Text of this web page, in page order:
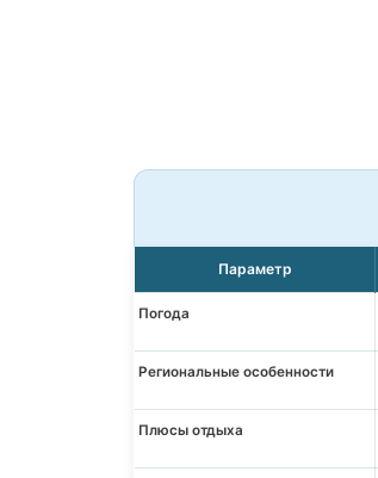
Параметр
Погода
Региональные особенности
Плюсы отдыха